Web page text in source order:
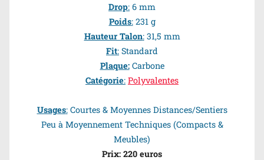
Drop: 6 mm
Poids:231 g
Hauteur Talon:31,5 mm
Fit: Standard
Plaque:Carbone
Catégorie: Polyvalentes
Usages: Courtes & Moyennes Distances/Sentiers
Peu à Moyennement Techniques (Compacts &
Meubles)
Prix: 220 euros